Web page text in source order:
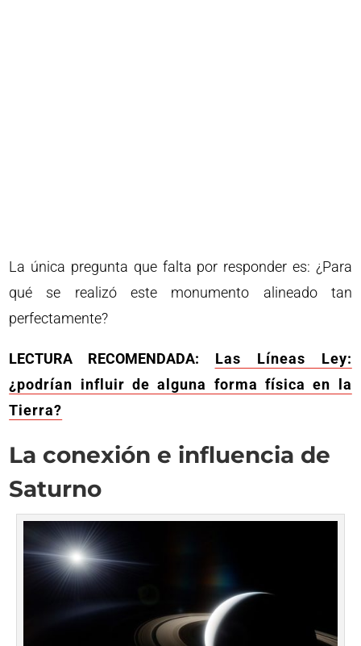
La única pregunta que falta por responder es: ¿Para
qué se realizó este monumento alineado tan
perfectamente?
LECTURA RECOMENDADA: Las Líneas Ley:
¿podrían influir de alguna forma física en la
Tierra?
La conexión e influencia de
Saturno